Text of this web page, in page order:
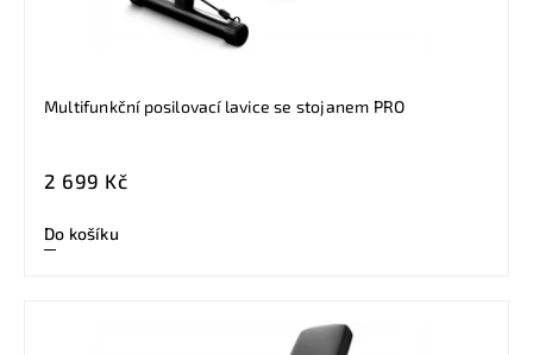
Multifunkční posilovací lavice se stojanem PRO
2 699 Kč
Do košíku